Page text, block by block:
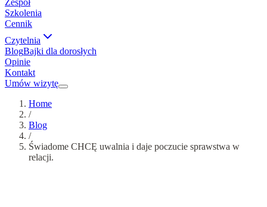
Zespół
Szkolenia
Cennik
Czytelnia
BlogBajki dla dorosłych
Opinie
Kontakt
Umów wizytę
Home
/
Blog
/
Świadome CHCĘ uwalnia i daje poczucie sprawstwa w
relacji.